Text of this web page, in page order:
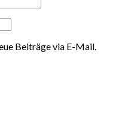
Beiträge via E-Mail.